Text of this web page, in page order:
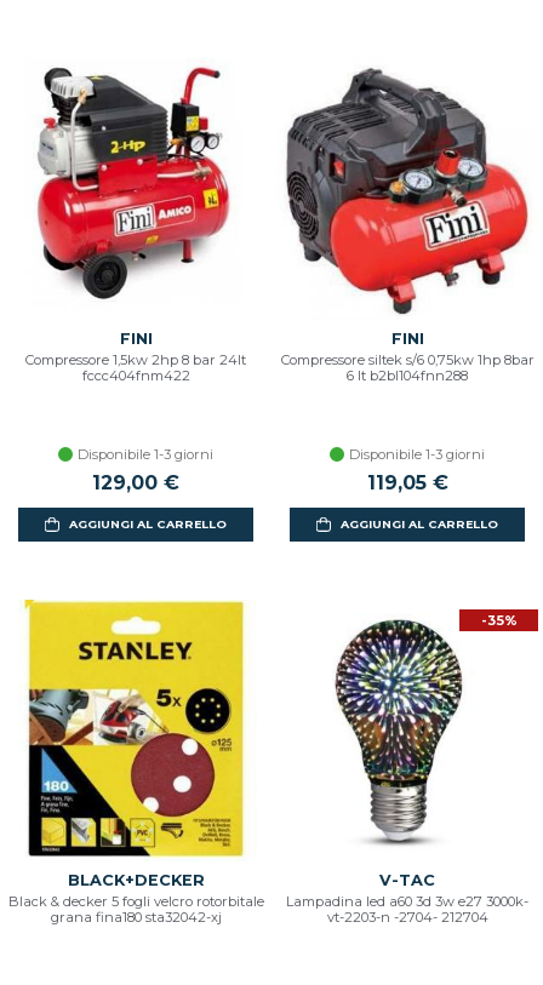
FINI
Compressore 1,5kw 2hp 8 bar 24lt
fccc404fnm422
Disponibile 1-3 giorni
129,00 €
AGGIUNGI AL CARRELLO
FINI
Compressore siltek s/6 0,75kw 1hp 8bar
6 lt b2bl104fnn288
Disponibile 1-3 giorni
119,05 €
AGGIUNGI AL CARRELLO
BLACK+DECKER
Black & decker 5 fogli velcro rotorbitale
grana fina180 sta32042-xj
-35%
V-TAC
Lampadina led a60 3d 3w e27 3000k-
vt-2203-n -2704- 212704